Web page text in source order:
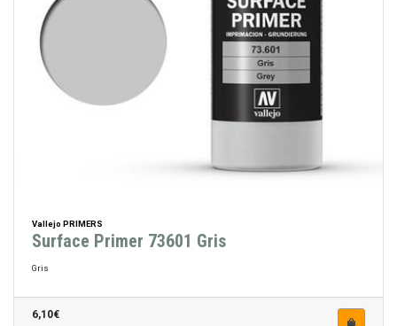
Vallejo PRIMERS
Surface Primer 73601 Gris
Gris
6,10€